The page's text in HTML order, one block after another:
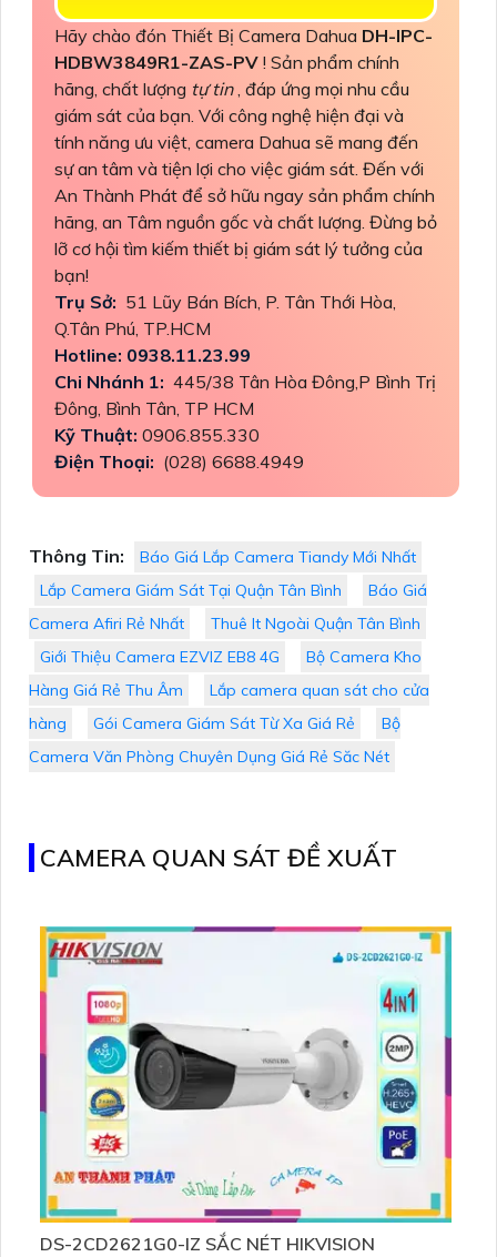
Hãy chào đón Thiết Bị Camera Dahua DH-IPC-
HDBW3849R1-ZAS-PV ! Sản phẩm chính
hãng, chất lượng tự tin, đáp ứng mọi nhu cầu
giám sát của bạn. Với công nghệ hiện đại và
tính năng ưu việt, camera Dahua sẽ mang đến
sự an tâm và tiện lợi cho việc giám sát. Đến với
An Thành Phát để sở hữu ngay sản phẩm chính
hãng, an Tâm nguồn gốc và chất lượng. Đừng bỏ
lỡ cơ hội tìm kiếm thiết bị giám sát lý tưởng của
bạn!
Trụ Sở: 51 Lũy Bán Bích, P. Tân Thới Hòa,
Q.Tân Phú, TP.HCM
Hotline: 0938.11.23.99
Chi Nhánh 1: 445/38 Tân Hòa Đông,P Bình Trị
Đông, Bình Tân, TP HCM
Kỹ Thuật: 0906.855.330
Điện Thoại: (028) 6688.4949
Thông Tin:
Báo Giá Lắp Camera Tiandy Mới Nhất
Lắp Camera Giám Sát Tại Quận Tân Bình
Báo Giá
Camera Afiri Rẻ Nhất
Thuê It Ngoài Quận Tân Bình
Giới Thiệu Camera EZVIZ EB8 4G
Bộ Camera Kho
Hàng Giá Rẻ Thu Âm
Lắp camera quan sát cho cửa
hàng
Gói Camera Giám Sát Từ Xa Giá Rẻ
Bộ
Camera Văn Phòng Chuyên Dụng Giá Rẻ Săc Nét
CAMERA QUAN SÁT ĐỀ XUẤT
DS-2CD2621G0-IZ SẮC NÉT HIKVISION